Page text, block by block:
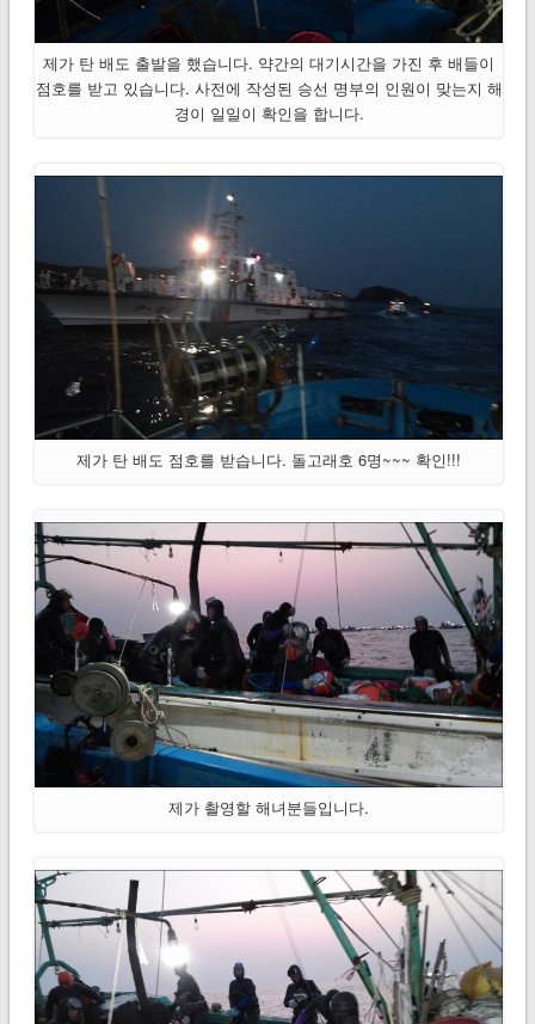
제가 탄 배도 출발을 했습니다. 약간의 대기시간을 가진 후 배들이
점호를 받고 있습니다. 사전에 작성된 승선 명부의 인원이 맞는지 해
경이 일일이 확인을 합니다.
제가 탄 배도 점호를 받습니다. 돌고래호 6명~~~ 확인!!!
제가 촬영할 해녀분들입니다.